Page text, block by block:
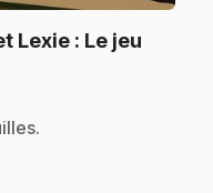
Lexie : Le jeu